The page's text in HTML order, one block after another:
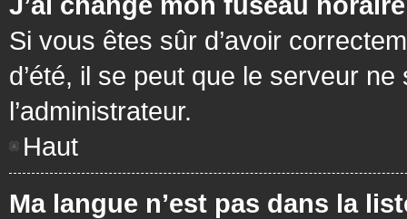
Si vous êtes sûr d’avoir
d’été, il se peut que le serveur
l’administrateur.
Haut
Ma langue n’est pas dans la